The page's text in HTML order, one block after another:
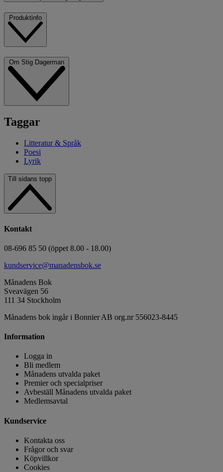
Taggar
Litteratur & Språk
Poesi
Lyrik
Till sidans topp
Kontakt
08-696 85 50 (öppet 8.00 - 18.00)
kundservice@manadensbok.se
Månadens Bok
Sveavägen 56
111 34 Stockholm
Månadens bok ingår i Bonnier AB org.nr 556023-8445
Information
Logga in
Bli medlem
Månadens utvalda paket
Premier och specialpriser
Avbeställ Månadens utvalda paket
Medlemsavtal
Kundservice
Kontakta oss
Frågor och svar
Köpvillkor
Cookies